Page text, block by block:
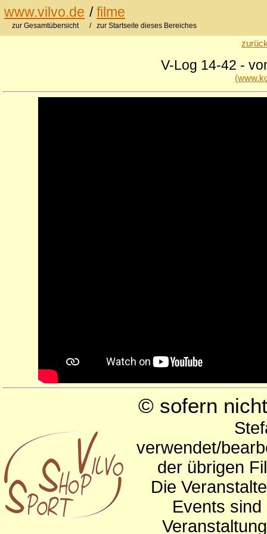
www.vilvo.de /filme
zur Gesamtübersicht / zur Startseite dieses Bereiches
V-Log 14-42 -
© sofern
verwendet/
der übrigen
Die
Events